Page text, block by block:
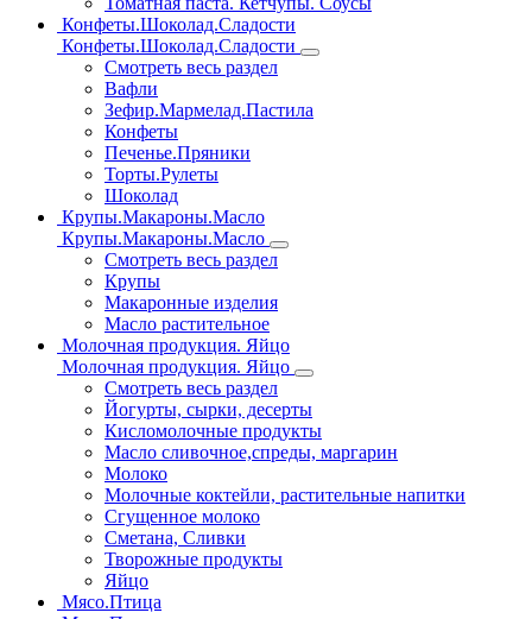
Конфеты.Шоколад.Сладости
Конфеты.Шоколад.Сладости
Смотреть весь раздел
Вафли
Зефир.Мармелад.Пастила
Конфеты
Печенье.Пряники
Торты.Рулеты
Шоколад
Крупы.Макароны.Масло
Крупы.Макароны.Масло
Смотреть весь раздел
Крупы
Макаронные изделия
Масло растительное
Молочная продукция. Яйцо
Молочная продукция. Яйцо
Смотреть весь раздел
Йогурты, сырки, десерты
Кисломолочные продукты
Масло сливочное,спреды, маргарин
Молоко
Молочные коктейли, растительные напитки
Сгущенное молоко
Сметана, Сливки
Творожные продукты
Яйцо
Мясо.Птица